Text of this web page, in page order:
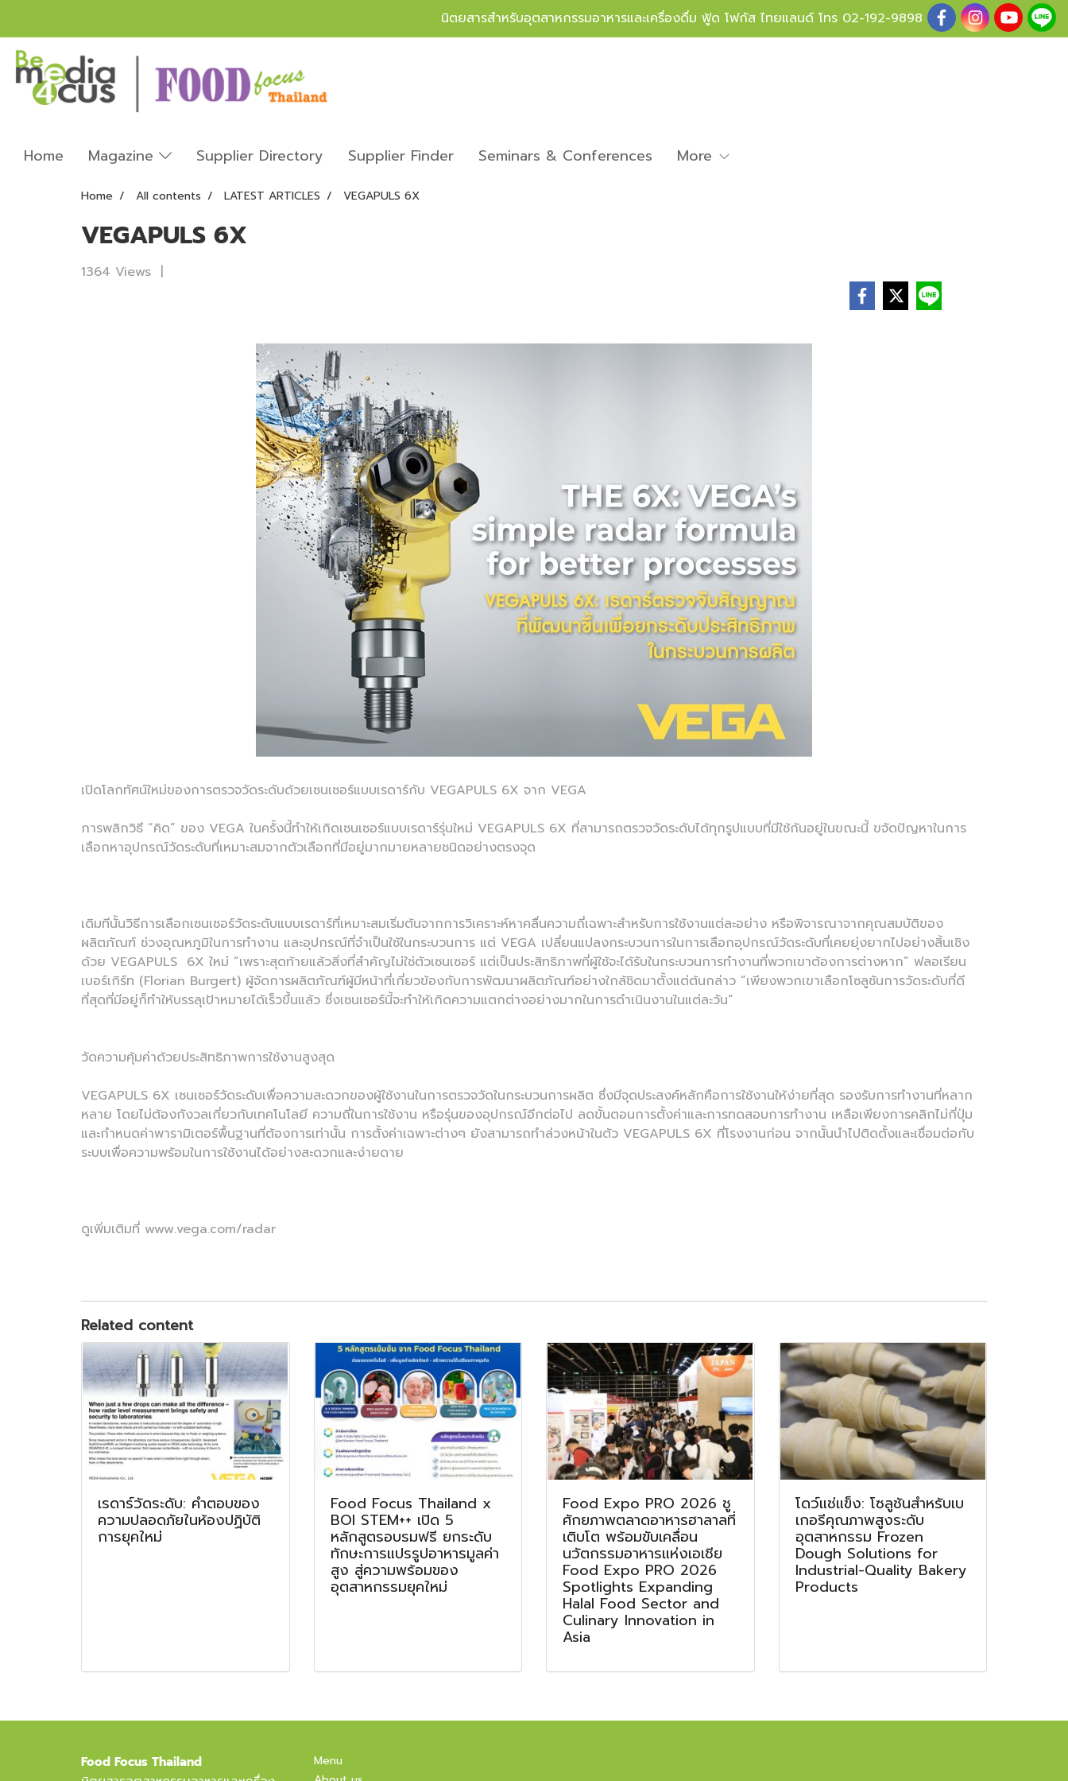
นิตยสารสำหรับอุตสาหกรรมอาหารและเครื่องดื่ม ฟู้ด โฟกัส ไทยแลนด์ โทร 02-192-9898
Home Magazine Supplier Directory Supplier Finder Seminars & Conferences More
Home All contents LATEST ARTICLES VEGAPULS 6X
VEGAPULS 6X
1364 Views |
เปิดโลกทัศน์ใหม่ของการตรวจวัดระดับด้วยเซนเซอร์แบบเรดาร์กับ VEGAPULS 6X จาก VEGA
การพลิกวิธี “คิด” ของ VEGA ในครั้งนี้ทำให้เกิดเซนเซอร์แบบเรดาร์รุ่นใหม่ VEGAPULS 6X ที่สามารถตรวจวัดระดับได้ทุกรูปแบบที่มีใช้กันอยู่ในขณะนี้ ขจัดปัญหาในการ
เลือกหาอุปกรณ์วัดระดับที่เหมาะสมจากตัวเลือกที่มีอยู่มากมายหลายชนิดอย่างตรงจุด
เดิมทีนั้นวิธีการเลือกเซนเซอร์วัดระดับแบบเรดาร์ที่เหมาะสมเริ่มต้นจากการวิเคราะห์หาคลื่นความถี่เฉพาะสำหรับการใช้งานแต่ละอย่าง หรือพิจารณาจากคุณสมบัติของ
ผลิตภัณฑ์ ช่วงอุณหภูมิในการทำงาน และอุปกรณ์ที่จำเป็นใช้ในกระบวนการ แต่ VEGA เปลี่ยนแปลงกระบวนการในการเลือกอุปกรณ์วัดระดับที่เคยยุ่งยากไปอย่างสิ้นเชิง
ด้วย VEGAPULS 6X ใหม่ “เพราะสุดท้ายแล้วสิ่งที่สำคัญไม่ใช่ตัวเซนเซอร์ แต่เป็นประสิทธิภาพที่ผู้ใช้จะได้รับในกระบวนการทำงานที่พวกเขาต้องการต่างหาก” ฟลอเรียน
เบอร์เกิร์ท (Florian Burgert) ผู้จัดการผลิตภัณฑ์ผู้มีหน้าที่เกี่ยวข้องกับการพัฒนาผลิตภัณฑ์อย่างใกล้ชิดมาตั้งแต่ต้นกล่าว “เพียงพวกเขาเลือกโซลูชันการวัดระดับที่ดี
ที่สุดที่มีอยู่ก็ทำให้บรรลุเป้าหมายได้เร็วขึ้นแล้ว ซึ่งเซนเซอร์นี้จะทำให้เกิดความแตกต่างอย่างมากในการดำเนินงานในแต่ละวัน”
วัดความคุ้มค่าด้วยประสิทธิภาพการใช้งานสูงสุด
VEGAPULS 6X เซนเซอร์วัดระดับเพื่อความสะดวกของผู้ใช้งานในการตรวจวัดในกระบวนการผลิต ซึ่งมีจุดประสงค์หลักคือการใช้งานให้ง่ายที่สุด รองรับการทำงานที่หลาก
หลาย โดยไม่ต้องกังวลเกี่ยวกับเทคโนโลยี ความถี่ในการใช้งาน หรือรุ่นของอุปกรณ์อีกต่อไป ลดขั้นตอนการตั้งค่าและการทดสอบการทำงาน เหลือเพียงการคลิกไม่กี่ปุ่ม
และกำหนดค่าพารามิเตอร์พื้นฐานที่ต้องการเท่านั้น การตั้งค่าเฉพาะต่างๆ ยังสามารถทำล่วงหน้าในตัว VEGAPULS 6X ที่โรงงานก่อน จากนั้นนำไปติดตั้งและเชื่อมต่อกับ
ระบบเพื่อความพร้อมในการใช้งานได้อย่างสะดวกและง่ายดาย
ดูเพิ่มเติมที่ www.vega.com/radar
Related content
เรดาร์วัดระดับ: คำตอบของ
ความปลอดภัยในห้องปฏิบัติ
การยุคใหม่
Food Focus Thailand x
BOI STEM++ เปิด 5
หลักสูตรอบรมฟรี ยกระดับ
ทักษะการแปรรูปอาหารมูลค่า
สูง สู่ความพร้อมของ
อุตสาหกรรมยุคใหม่
Food Expo PRO 2026 ชู
ศักยภาพตลาดอาหารฮาลาลที่
เติบโต พร้อมขับเคลื่อน
นวัตกรรมอาหารแห่งเอเชีย
Food Expo PRO 2026
Spotlights Expanding
Halal Food Sector and
Culinary Innovation in
Asia
โดว์แช่แข็ง: โซลูชันสำหรับเบ
เกอรีคุณภาพสูงระดับ
อุตสาหกรรม Frozen
Dough Solutions for
Industrial-Quality Bakery
Products
Food Focus Thailand
Menu